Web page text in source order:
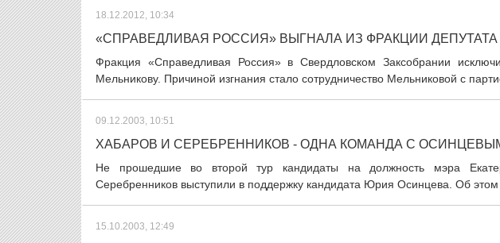
18.12.2012, 10:34
«СПРАВЕДЛИВАЯ РОССИЯ» ВЫГНАЛА ИЗ ФРАКЦИИ ДЕПУТАТА
Фракция «Справедливая Россия» в Свердловском Заксобрании
Мельникову. Причиной изгнания стало сотрудничество Мельниковой с
09.12.2003, 10:51
ХАБАРОВ И СЕРЕБРЕННИКОВ - ОДНА КОМАНДА С
Не прошедшие во второй тур кандидаты на должность мэра
Серебренников выступили в поддержку кандидата Юрия Осинцева. Об этом
15.10.2003, 12:49